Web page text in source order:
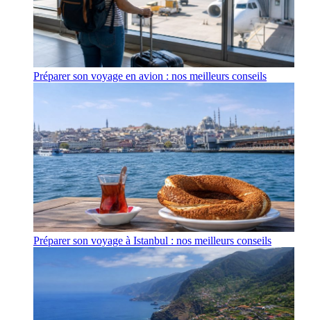
Préparer son voyage en avion : nos meilleurs conseils
Préparer son voyage à Istanbul : nos meilleurs conseils